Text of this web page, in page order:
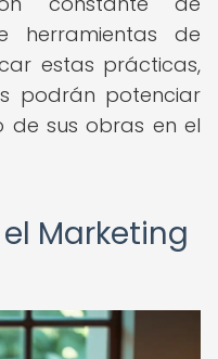
herramientas de
estas prácticas,
podrán potenciar
de sus obras en el
Marketing